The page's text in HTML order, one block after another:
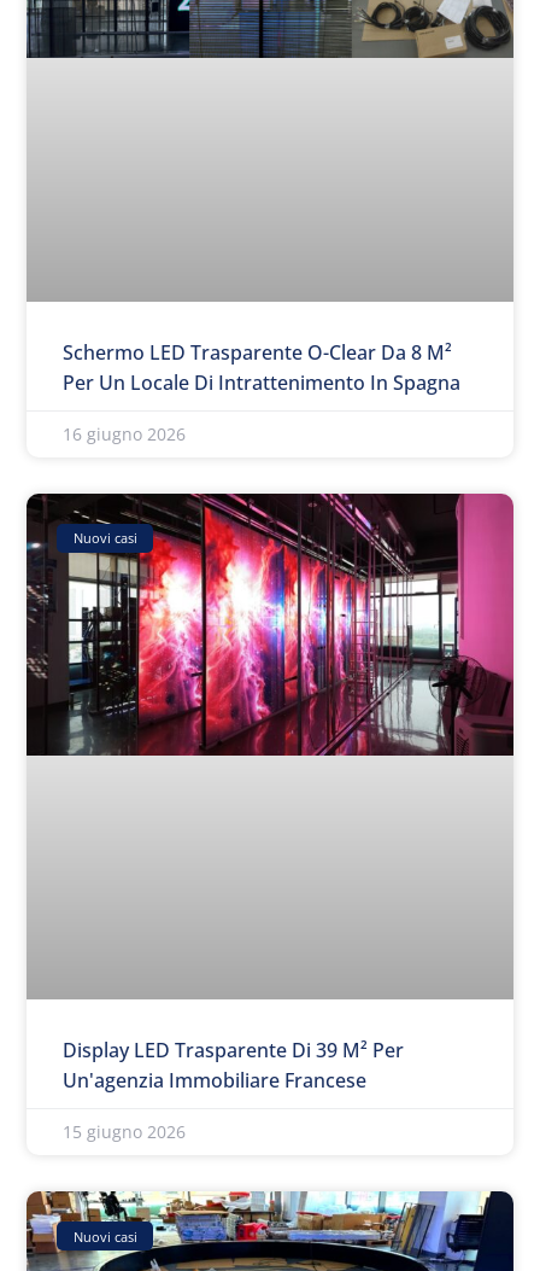
Schermo LED Trasparente O-Clear Da 8 M²
Per Un Locale Di Intrattenimento In Spagna
16 giugno 2026
Nuovi casi
Display LED Trasparente Di 39 M² Per
Un'agenzia Immobiliare Francese
15 giugno 2026
Nuovi casi